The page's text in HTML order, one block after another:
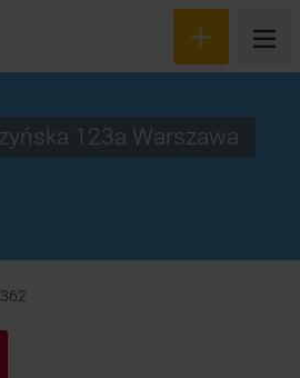
przesyłki
123a Warszawa